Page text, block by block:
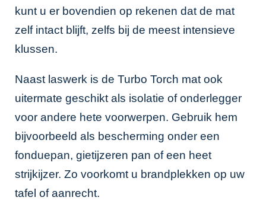
kunt u er bovendien op rekenen dat de mat
zelf intact blijft, zelfs bij de meest intensieve
klussen.
Naast laswerk is de Turbo Torch mat ook
uitermate geschikt als isolatie of onderlegger
voor andere hete voorwerpen. Gebruik hem
bijvoorbeeld als bescherming onder een
fonduepan, gietijzeren pan of een heet
strijkijzer. Zo voorkomt u brandplekken op uw
tafel of aanrecht.